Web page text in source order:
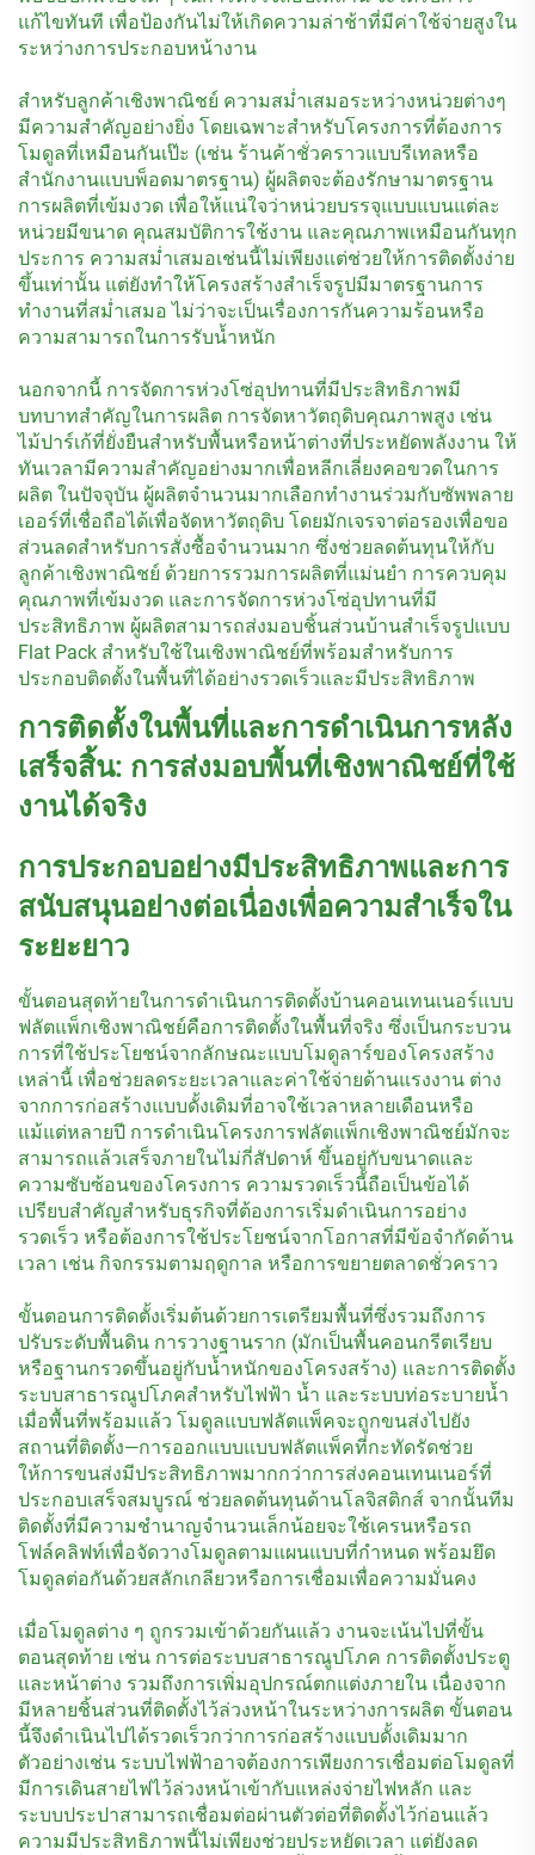
แก้ไขทันที เพื่อป้องกันไม่ให้เกิดความล่าช้าที่มีค่าใช้จ่ายสูงใน
ระหว่างการประกอบหน้างาน
สำหรับลูกค้าเชิงพาณิชย์ ความสม่ำเสมอระหว่างหน่วยต่างๆ
มีความสำคัญอย่างยิ่ง โดยเฉพาะสำหรับโครงการที่ต้องการ
โมดูลที่เหมือนกันเป๊ะ (เช่น ร้านค้าชั่วคราวแบบรีเทลหรือ
สำนักงานแบบพ็อดมาตรฐาน) ผู้ผลิตจะต้องรักษามาตรฐาน
การผลิตที่เข้มงวด เพื่อให้แน่ใจว่าหน่วยบรรจุแบบแบนแต่ละ
หน่วยมีขนาด คุณสมบัติการใช้งาน และคุณภาพเหมือนกันทุก
ประการ ความสม่ำเสมอเช่นนี้ไม่เพียงแต่ช่วยให้การติดตั้งง่าย
ขึ้นเท่านั้น แต่ยังทำให้โครงสร้างสำเร็จรูปมีมาตรฐานการ
ทำงานที่สม่ำเสมอ ไม่ว่าจะเป็นเรื่องการกันความร้อนหรือ
ความสามารถในการรับน้ำหนัก
นอกจากนี้ การจัดการห่วงโซ่อุปทานที่มีประสิทธิภาพมี
บทบาทสำคัญในการผลิต การจัดหาวัตถุดิบคุณภาพสูง เช่น
ไม้ปาร์เก้ที่ยั่งยืนสำหรับพื้นหรือหน้าต่างที่ประหยัดพลังงาน ให้
ทันเวลามีความสำคัญอย่างมากเพื่อหลีกเลี่ยงคอขวดในการ
ผลิต ในปัจจุบัน ผู้ผลิตจำนวนมากเลือกทำงานร่วมกับซัพพลาย
เออร์ที่เชื่อถือได้เพื่อจัดหาวัตถุดิบ โดยมักเจรจาต่อรองเพื่อขอ
ส่วนลดสำหรับการสั่งซื้อจำนวนมาก ซึ่งช่วยลดต้นทุนให้กับ
ลูกค้าเชิงพาณิชย์ ด้วยการรวมการผลิตที่แม่นยำ การควบคุม
คุณภาพที่เข้มงวด และการจัดการห่วงโซ่อุปทานที่มี
ประสิทธิภาพ ผู้ผลิตสามารถส่งมอบชิ้นส่วนบ้านสำเร็จรูปแบบ
Flat Pack สำหรับใช้ในเชิงพาณิชย์ที่พร้อมสำหรับการ
ประกอบติดตั้งในพื้นที่ได้อย่างรวดเร็วและมีประสิทธิภาพ
การติดตั้งในพื้นที่และการดำเนินการหลัง
เสร็จสิ้น: การส่งมอบพื้นที่เชิงพาณิชย์ที่ใช้
งานได้จริง
การประกอบอย่างมีประสิทธิภาพและการ
สนับสนุนอย่างต่อเนื่องเพื่อความสำเร็จใน
ระยะยาว
ขั้นตอนสุดท้ายในการดำเนินการติดตั้งบ้านคอนเทนเนอร์แบบ
ฟลัตแพ็กเชิงพาณิชย์คือการติดตั้งในพื้นที่จริง ซึ่งเป็นกระบวน
การที่ใช้ประโยชน์จากลักษณะแบบโมดูลาร์ของโครงสร้าง
เหล่านี้ เพื่อช่วยลดระยะเวลาและค่าใช้จ่ายด้านแรงงาน ต่าง
จากการก่อสร้างแบบดั้งเดิมที่อาจใช้เวลาหลายเดือนหรือ
แม้แต่หลายปี การดำเนินโครงการฟลัตแพ็กเชิงพาณิชย์มักจะ
สามารถแล้วเสร็จภายในไม่กี่สัปดาห์ ขึ้นอยู่กับขนาดและ
ความซับซ้อนของโครงการ ความรวดเร็วนี้ถือเป็นข้อได้
เปรียบสำคัญสำหรับธุรกิจที่ต้องการเริ่มดำเนินการอย่าง
รวดเร็ว หรือต้องการใช้ประโยชน์จากโอกาสที่มีข้อจำกัดด้าน
เวลา เช่น กิจกรรมตามฤดูกาล หรือการขยายตลาดชั่วคราว
ขั้นตอนการติดตั้งเริ่มต้นด้วยการเตรียมพื้นที่ซึ่งรวมถึงการ
ปรับระดับพื้นดิน การวางฐานราก (มักเป็นพื้นคอนกรีตเรียบ
หรือฐานกรวดขึ้นอยู่กับน้ำหนักของโครงสร้าง) และการติดตั้ง
ระบบสาธารณูปโภคสำหรับไฟฟ้า น้ำ และระบบท่อระบายน้ำ
เมื่อพื้นที่พร้อมแล้ว โมดูลแบบฟลัตแพ็คจะถูกขนส่งไปยัง
สถานที่ติดตั้ง—การออกแบบแบบฟลัตแพ็คที่กะทัดรัดช่วย
ให้การขนส่งมีประสิทธิภาพมากกว่าการส่งคอนเทนเนอร์ที่
ประกอบเสร็จสมบูรณ์ ช่วยลดต้นทุนด้านโลจิสติกส์ จากนั้นทีม
ติดตั้งที่มีความชำนาญจำนวนเล็กน้อยจะใช้เครนหรือรถ
โฟล์คลิฟท์เพื่อจัดวางโมดูลตามแผนแบบที่กำหนด พร้อมยึด
โมดูลต่อกันด้วยสลักเกลียวหรือการเชื่อมเพื่อความมั่นคง
เมื่อโมดูลต่าง ๆ ถูกรวมเข้าด้วยกันแล้ว งานจะเน้นไปที่ขั้น
ตอนสุดท้าย เช่น การต่อระบบสาธารณูปโภค การติดตั้งประตู
และหน้าต่าง รวมถึงการเพิ่มอุปกรณ์ตกแต่งภายใน เนื่องจาก
มีหลายชิ้นส่วนที่ติดตั้งไว้ล่วงหน้าในระหว่างการผลิต ขั้นตอน
นี้จึงดำเนินไปได้รวดเร็วกว่าการก่อสร้างแบบดั้งเดิมมาก
ตัวอย่างเช่น ระบบไฟฟ้าอาจต้องการเพียงการเชื่อมต่อโมดูลที่
มีการเดินสายไฟไว้ล่วงหน้าเข้ากับแหล่งจ่ายไฟหลัก และ
ระบบประปาสามารถเชื่อมต่อผ่านตัวต่อที่ติดตั้งไว้ก่อนแล้ว
ความมีประสิทธิภาพนี้ไม่เพียงช่วยประหยัดเวลา แต่ยังลด